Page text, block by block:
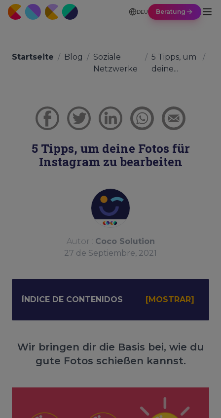
DEU Beratung
Startseite / Blog / Soziale
Netzwerke
/ 5 Tipps, um
deine...
/
5 Tipps, um deine Fotos für
Instagram zu bearbeiten
Autor : Coco Solution
27 de Septiembre, 2021
ÍNDICE DE CONTENIDOS
Wir bringen dir die Basis bei, wie du
gute Fotos schießen kannst.